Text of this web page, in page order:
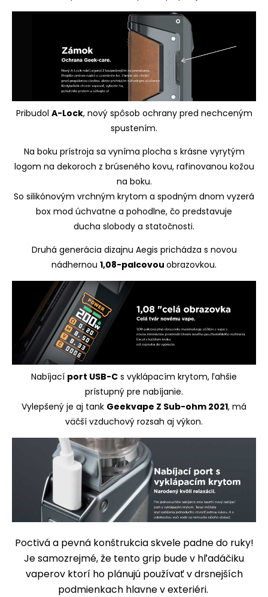
Pribudol A-Lock, nový spôsob ochrany pred nechceným
spustením.
Na boku prístroja sa vyníma plocha s krásne vyrytým
logom na dekoroch z brúseného kovu, rafinovanou kožou
na boku.
So silikónovým vrchným krytom a spodným dnom vyzerá
box mod úchvatne a pohodlne, čo predstavuje
ducha slobody a statočnosti.
Druhá generácia dizajnu Aegis prichádza s novou
nádhernou 1,08-palcovou obrazovkou.
Nabíjací port USB-C s vyklápacím krytom, ľahšie
prístupný pre nabíjanie.
Vylepšený je aj tank Geekvape Z Sub-ohm 2021, má
väčší vzduchový rozsah aj výkon.
Poctivá a pevná konštrukcia skvele padne do ruky!
Je samozrejmé, že tento grip bude v hľadáčiku
vaperov ktorí ho plánujú používať v drsnejších
podmienkach hlavne v exteriéri.